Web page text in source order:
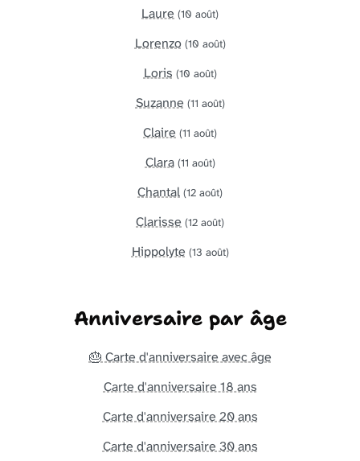
Laure (10 août)
Lorenzo (10 août)
Loris (10 août)
Suzanne (11 août)
Claire (11 août)
Clara (11 août)
Chantal (12 août)
Clarisse (12 août)
Hippolyte (13 août)
Anniversaire par âge
🎂 Carte d'anniversaire avec âge
Carte d'anniversaire 18 ans
Carte d'anniversaire 20 ans
Carte d'anniversaire 30 ans